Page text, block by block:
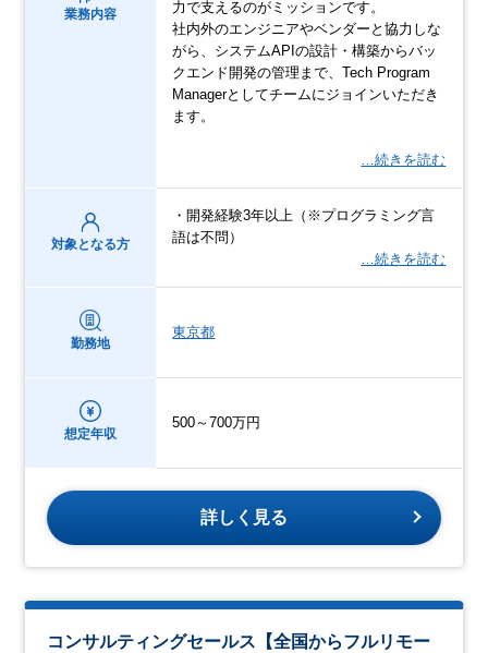
業務内容
力で支えるのがミッションです。
社内外のエンジニアやベンダーと協力しな
がら、システムAPIの設計・構築からバッ
クエンド開発の管理まで、Tech Program
Managerとしてチームにジョインいただき
ます。
…続きを読む
対象となる方
・開発経験3年以上（※プログラミング言
語は不問）
…続きを読む
勤務地
東京都
想定年収
500～700万円
詳しく見る
コンサルティングセールス【全国からフルリモー